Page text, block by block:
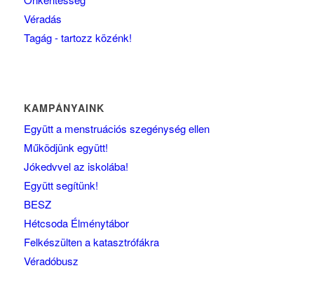
Véradás
Tagág - tartozz közénk!
KAMPÁNYAINK
Együtt a menstruációs szegénység ellen
Működjünk együtt!
Jókedvvel az iskolába!
Együtt segítünk!
BESZ
Hétcsoda Élménytábor
Felkészülten a katasztrófákra
Véradóbusz